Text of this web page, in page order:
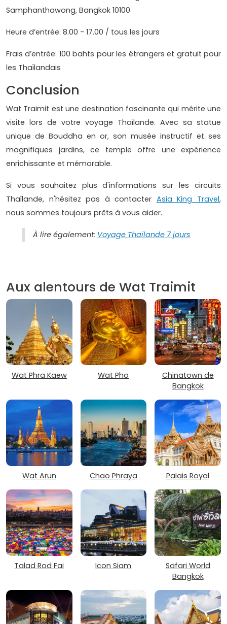
Samphanthawong, Bangkok 10100
Heure d’entrée: 8.00 - 17.00 / tous les jours
Frais d’entrée: 100 bahts pour les étrangers et gratuit pour
les Thaïlandais
Conclusion
Wat Traimit est une destination fascinante qui mérite une
visite lors de votre voyage Thaïlande. Avec sa statue
unique de Bouddha en or, son musée instructif et ses
magnifiques jardins, ce temple offre une expérience
enrichissante et mémorable.
Si vous souhaitez plus d'informations sur les circuits
Thaïlande, n'hésitez pas à contacter Asia King Travel,
nous sommes toujours prêts à vous aider.
À lire également: Voyage Thaïlande 7 jours
Aux alentours de Wat Traimit
Wat Phra Kaew Wat Pho
Chinatown de
Bangkok
Wat Arun Chao Phraya Palais Royal
Talad Rod Fai Icon Siam
Safari World
Bangkok